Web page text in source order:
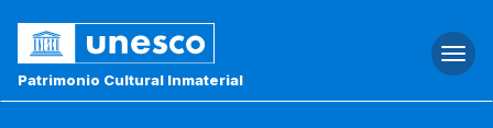
Patrimonio Cultural Inmaterial